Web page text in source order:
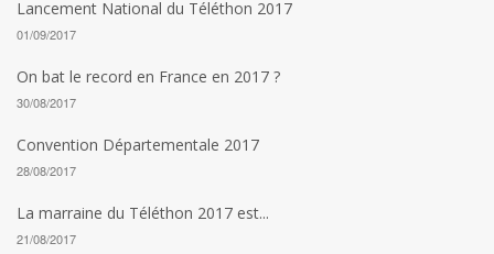
Lancement National du Téléthon 2017
01/09/2017
On bat le record en France en 2017 ?
30/08/2017
Convention Départementale 2017
28/08/2017
La marraine du Téléthon 2017 est...
21/08/2017